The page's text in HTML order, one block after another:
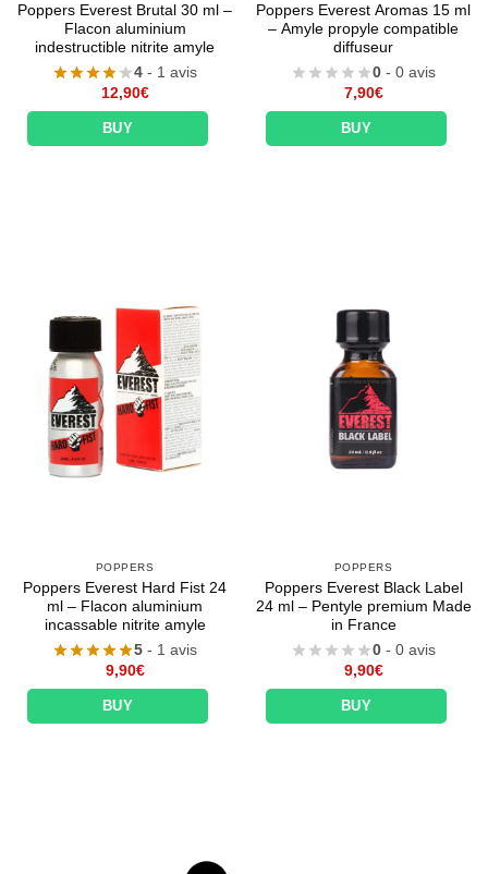
Poppers Everest Brutal 30 ml –
Flacon aluminium
indestructible nitrite amyle
4 - 1 avis
12,90€
BUY
Poppers Everest Aromas 15 ml
– Amyle propyle compatible
diffuseur
0 - 0 avis
7,90€
BUY
POPPERS
Poppers Everest Hard Fist 24
ml – Flacon aluminium
incassable nitrite amyle
5 - 1 avis
9,90€
BUY
POPPERS
Poppers Everest Black Label
24 ml – Pentyle premium Made
in France
0 - 0 avis
9,90€
BUY